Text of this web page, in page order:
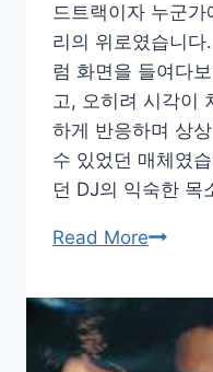
드트랙이자 누군
리의 위로였습니
럼 화면을 들여다
고, 오히려 시각이
하게 반응하며 상
수 있었던 매체였
던 DJ의 익숙한 목
Read More1990
대
디